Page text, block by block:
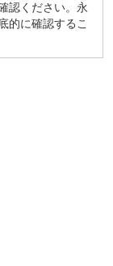
認ください。永
的に確認するこ